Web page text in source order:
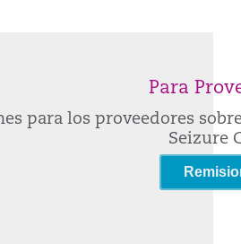
Para
para los proveedores
Seizure